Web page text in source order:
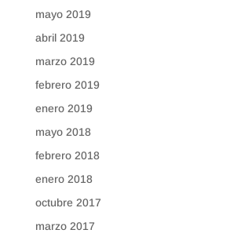
mayo 2019
abril 2019
marzo 2019
febrero 2019
enero 2019
mayo 2018
febrero 2018
enero 2018
octubre 2017
marzo 2017